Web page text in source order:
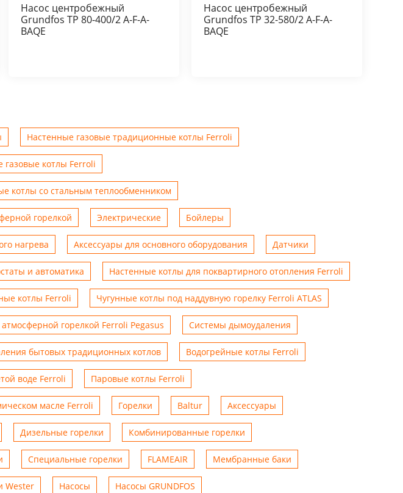
Насос центробежный
Grundfos TP 80-400/2 A-F-A-
BAQE
Насос центробежный
Grundfos TP 32-580/2 A-F-A-
BAQE
Настенные газовые традиционные котлы Ferroli
котлы Ferroli
котлы со стальным теплообменником
горелкой Электрические Бойлеры
нагрева Аксессуары для основного оборудования Датчики
и автоматика Настенные котлы для поквартирного отопления Ferroli
котлы Ferroli Чугунные котлы под наддувную горелку Ferroli ATLAS
горелкой Ferroli Pegasus Системы дымоудаления
бытовых традиционных котлов Водогрейные котлы Ferroli
воде Ferroli Паровые котлы Ferroli
масле Ferroli Горелки Baltur Аксессуары
Дизельные горелки Комбинированные горелки
Специальные горелки FLAMEAIR Мембранные баки
Wester Насосы Насосы GRUNDFOS